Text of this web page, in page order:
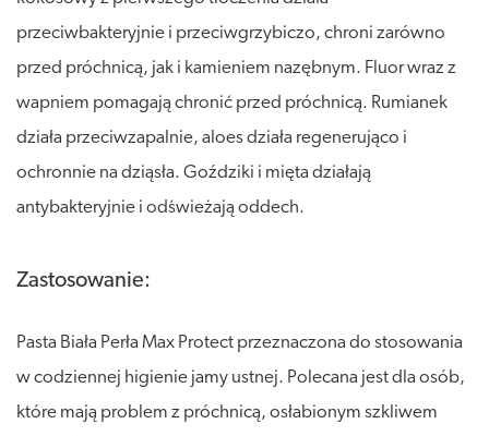
przeciwbakteryjnie i przeciwgrzybiczo, chroni zarówno
przed próchnicą, jak i kamieniem nazębnym. Fluor wraz z
wapniem pomagają chronić przed próchnicą. Rumianek
działa przeciwzapalnie, aloes działa regenerująco i
ochronnie na dziąsła. Goździki i mięta działają
antybakteryjnie i odświeżają oddech.
Zastosowanie:
Pasta Biała Perła Max Protect przeznaczona do stosowania
w codziennej higienie jamy ustnej. Polecana jest dla osób,
które mają problem z próchnicą, osłabionym szkliwem